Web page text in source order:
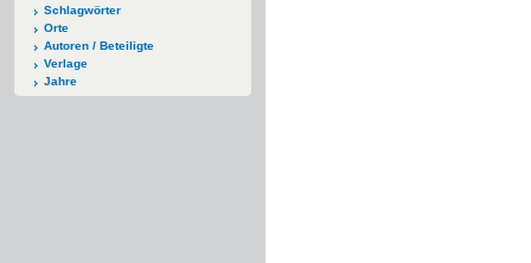
Schlagwörter
Orte
Autoren / Beteiligte
Verlage
Jahre